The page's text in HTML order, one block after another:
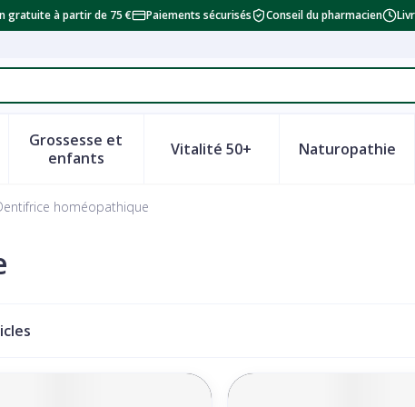
gratuite à partir de 75 € Paiements sécurisés Conseil du pharmacien
catégorie Beauté, soins et hygiène
sous-menu pour la catégorie Régime, alimentation &
Grossesse et
enfantsAfficher le sous-menu pour la catégorie
Vitalité 50+Afficher le sous-menu pour
Naturopathie
Afficher
homéopathique